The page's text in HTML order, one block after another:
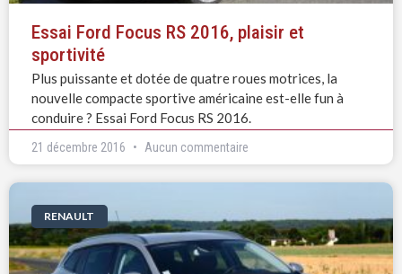
Essai Ford Focus RS 2016, plaisir et
sportivité
Plus puissante et dotée de quatre roues motrices, la
nouvelle compacte sportive américaine est-elle fun à
conduire ? Essai Ford Focus RS 2016.
21 décembre 2016 Aucun commentaire
RENAULT